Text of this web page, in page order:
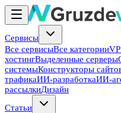
Сервисы
Все сервисыВсе категории
хостингВыделенные серверы
системыКонструкторы
трафикаИИ-разработкаИИ-
рассылкиДизайн
Статьи